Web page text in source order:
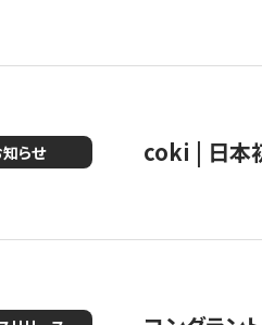
らせ coki | 日本